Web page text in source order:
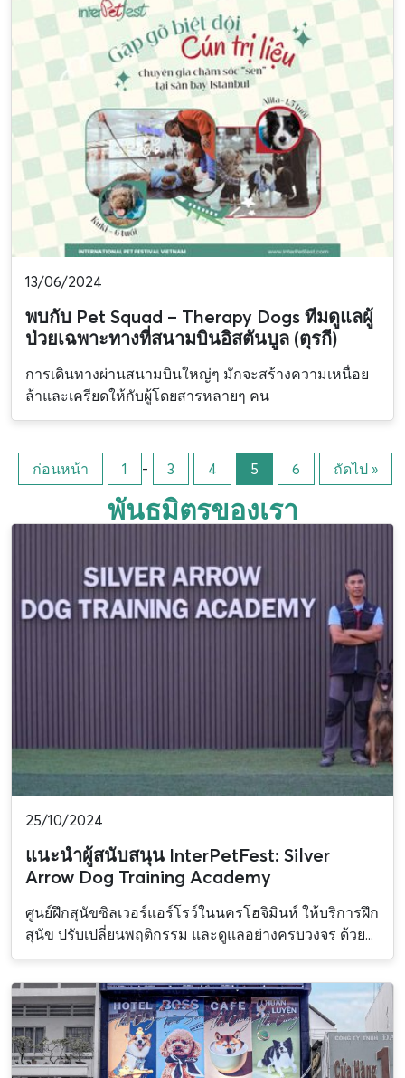
13/06/2024
พบกับ Pet Squad – Therapy Dogs ทีมดูแลผู้
ป่วยเฉพาะทางที่สนามบินอิสตันบูล (ตุรกี)
การเดินทางผ่านสนามบินใหญ่ๆ มักจะสร้างความเหนื่อย
ล้าและเครียดให้กับผู้โดยสารหลายๆ คน
ก่อนหน้า 1 - 3 4 5 6 ถัดไป »
พันธมิตรของเรา
25/10/2024
แนะนำผู้สนับสนุน InterPetFest: Silver
Arrow Dog Training Academy
ศูนย์ฝึกสุนัขซิลเวอร์แอร์โรว์ในนครโฮจิมินห์ ให้บริการฝึก
สุนัข ปรับเปลี่ยนพฤติกรรม และดูแลอย่างครบวงจร ด้วย...